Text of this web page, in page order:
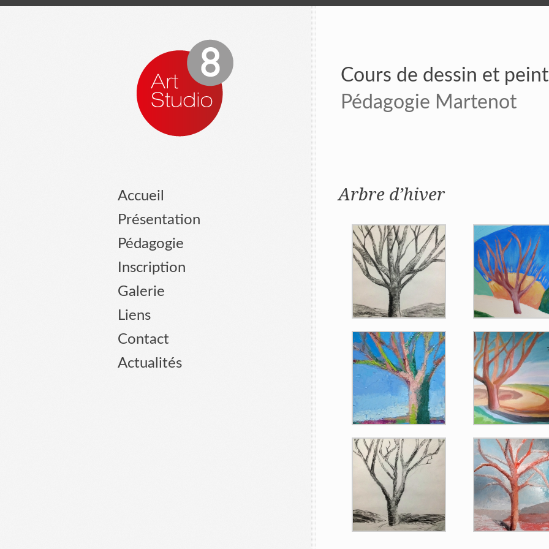
Cours de dessin et
Pédagogie Martenot
Arbre d’hiver
Accueil
Présentation
Pédagogie
Inscription
Galerie
Liens
Contact
Actualités